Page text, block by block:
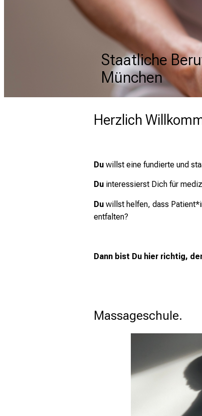
Staatliche
München
Staatliche
München
Staatliche
München
Herzlich
Du willst eine fundierte und
Du interessierst Dich für
Du willst helfen, dass
entfalten?
Dann bist Du hier richtig,
Massageschule.